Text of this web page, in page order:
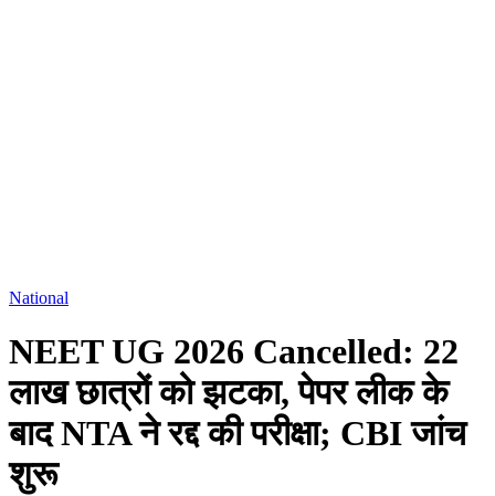
National
NEET UG 2026 Cancelled: 22
लाख छात्रों को झटका, पेपर लीक के
बाद NTA ने रद्द की परीक्षा; CBI जांच
शुरू